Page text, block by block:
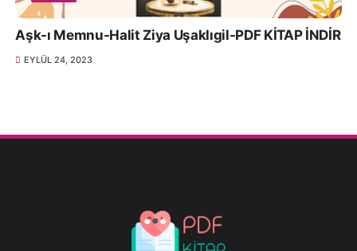
Aşk-ı Memnu-Halit Ziya Uşaklıgil-PDF KİTAP İNDİR
EYLÜL 24, 2023